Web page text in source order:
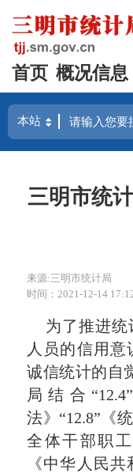
首页 概况信息
三明市统
来源:三明市统计局
时间：2021-12-14
为了推进
人员的信用
诚信统计的自
局结合 “12.4
法》“12.8”《
全体干部职
《中华人民